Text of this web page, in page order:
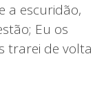
a escuridão,
Eu os
trarei de volta